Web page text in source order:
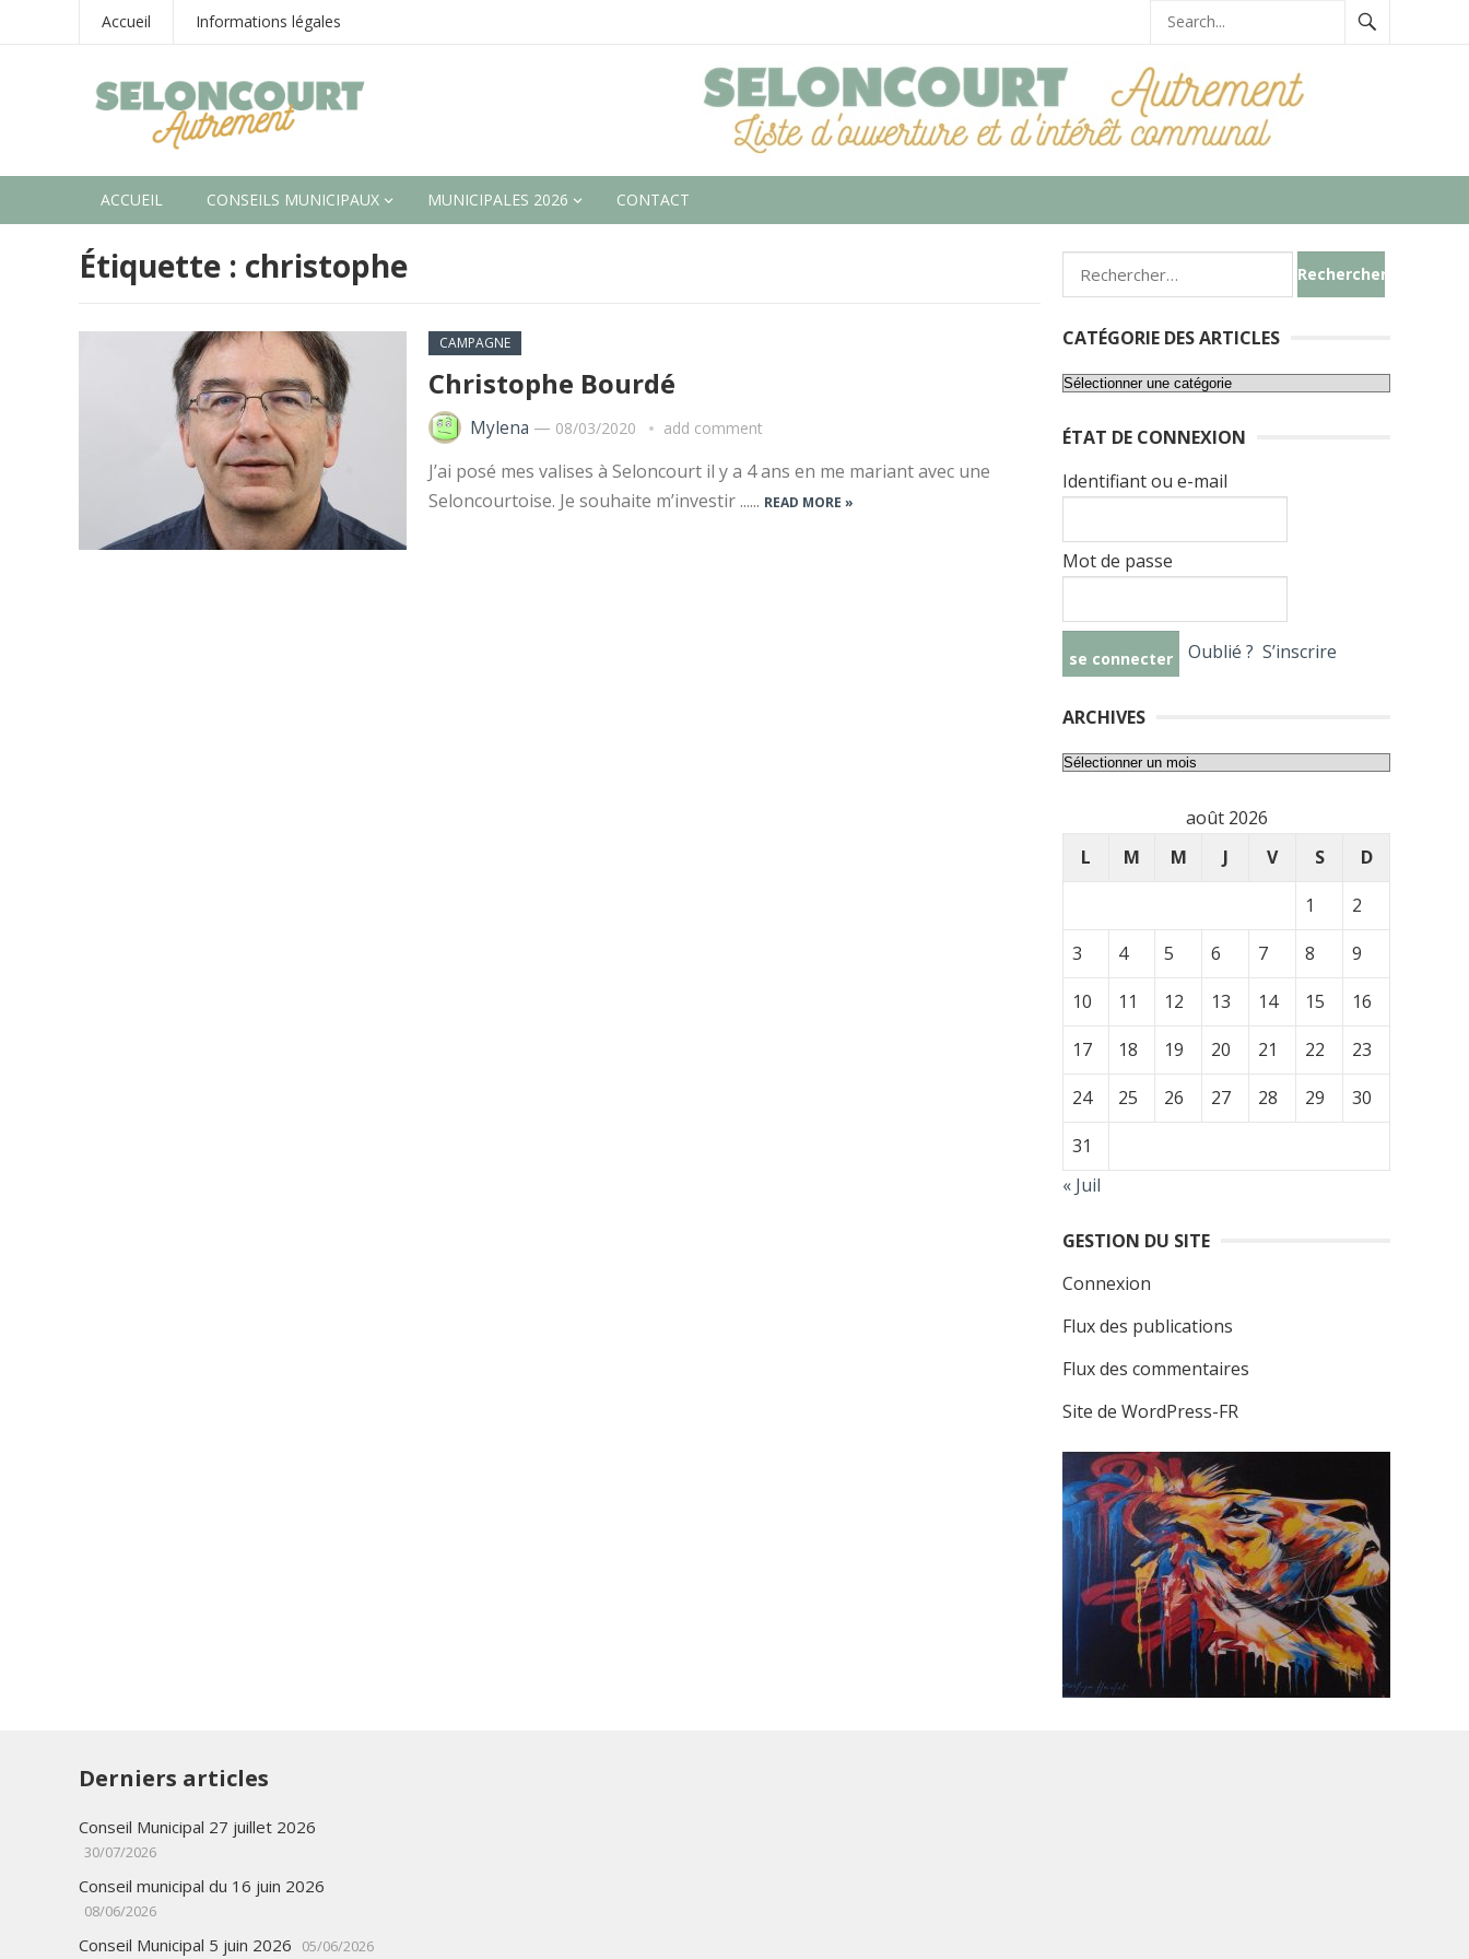
Accueil Informations légales
ACCUEIL CONSEILS MUNICIPAUX MUNICIPALES 2026 CONTACT
Étiquette : christophe
CAMPAGNE
Christophe Bourdé
Mylena — 08/03/2020 add comment
J’ai posé mes valises à Seloncourt il y a 4 ans en me mariant avec une
Seloncourtoise. Je souhaite m’investir ...... READ MORE »
Rechercher :
CATÉGORIE DES ARTICLES
Catégorie
articles
ÉTAT DE CONNEXION
Identifiant ou e-mail
Mot de passe
Oublié ? S’inscrire
ARCHIVES
Archives
août 2026
L
M M J V S
D
1
2
3
4 5 6 7 8
9
10
11 12 13 14 15
16
17
18 19 20 21 22
23
24
25 26 27 28 29
30
31
« Juil
GESTION DU SITE
Connexion
Flux des publications
Flux des commentaires
Site de WordPress-FR
Derniers articles
Conseil Municipal 27 juillet 2026
30/07/2026
Conseil municipal du 16 juin 2026
08/06/2026
Conseil Municipal 5 juin 2026 05/06/2026